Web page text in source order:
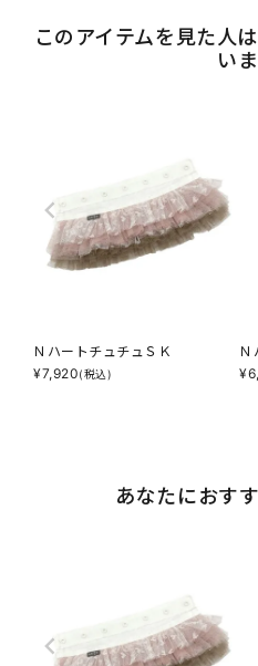
このアイテムを見た人
い
ＮハートチュチュＳＫ
¥7,920(税込)
Ｎ
¥
あなたにおす